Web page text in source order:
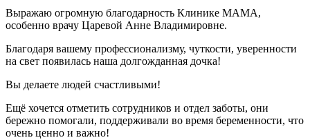
Выражаю огромную благодарность Клинике МАМА,
особенно врачу Царевой Анне Владимировне.
Благодаря вашему профессионализму, чуткости, уверенности
на свет появилась наша долгожданная дочка!
Вы делаете людей счастливыми!
Ещё хочется отметить сотрудников и отдел заботы, они
бережно помогали, поддерживали во время беременности, что
очень ценно и важно!